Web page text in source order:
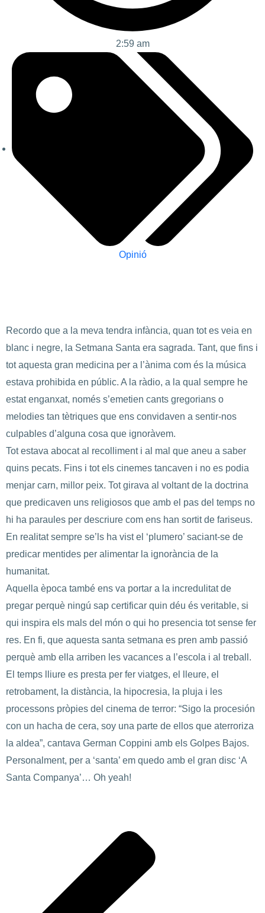
2:59 am
Opinió
Recordo que a la meva tendra infància, quan tot es veia en
blanc i negre, la Setmana Santa era sagrada. Tant, que fins i
tot aquesta gran medicina per a l’ànima com és la música
estava prohibida en públic. A la ràdio, a la qual sempre he
estat enganxat, només s’emetien cants gregorians o
melodies tan tètriques que ens convidaven a sentir-nos
culpables d’alguna cosa que ignoràvem.
Tot estava abocat al recolliment i al mal que aneu a saber
quins pecats. Fins i tot els cinemes tancaven i no es podia
menjar carn, millor peix. Tot girava al voltant de la doctrina
que predicaven uns religiosos que amb el pas del temps no
hi ha paraules per descriure com ens han sortit de fariseus.
En realitat sempre se’ls ha vist el ‘plumero’ saciant-se de
predicar mentides per alimentar la ignorància de la
humanitat.
Aquella època també ens va portar a la incredulitat de
pregar perquè ningú sap certificar quin déu és veritable, si
qui inspira els mals del món o qui ho presencia tot sense fer
res. En fi, que aquesta santa setmana es pren amb passió
perquè amb ella arriben les vacances a l’escola i al treball.
El temps lliure es presta per fer viatges, el lleure, el
retrobament, la distància, la hipocresia, la pluja i les
processons pròpies del cinema de terror: “Sigo la procesión
con un hacha de cera, soy una parte de ellos que aterroriza
la aldea”, cantava German Coppini amb els Golpes Bajos.
Personalment, per a ‘santa’ em quedo amb el gran disc ‘A
Santa Companya’… Oh yeah!